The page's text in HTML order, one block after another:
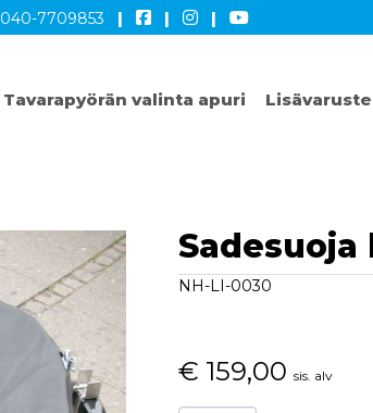
040-7709853 | | |
Tavarapyörän valinta apuri
NH-LI-0030
€ 159,00 sis. alv